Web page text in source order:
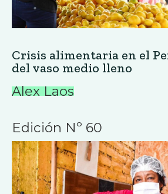
Crisis alimentaria en el
del vaso medio lleno
Alex Laos
Edición Nº 60